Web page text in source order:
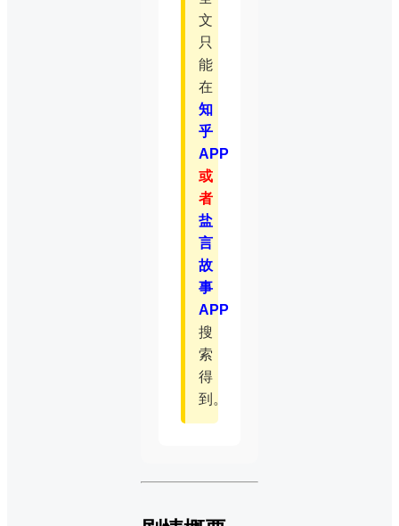
文
只
能
在
知
乎
APP
或
者
盐
言
故
事
APP
搜
索
得
到。